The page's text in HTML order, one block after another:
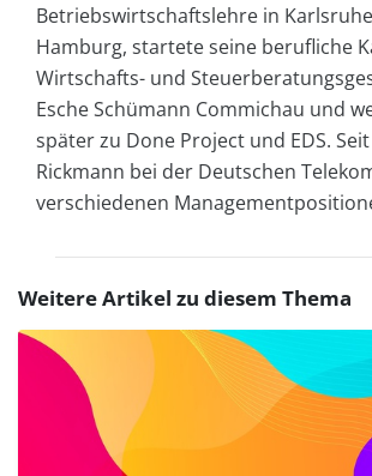
Betriebswirtschaftslehre in
Hamburg, startete seine berufliche
Wirtschafts- und
Esche Schümann Commichau und
später zu Done Project und EDS.
Rickmann bei der Deutschen
verschiedenen
Weitere Artikel zu diesem Thema